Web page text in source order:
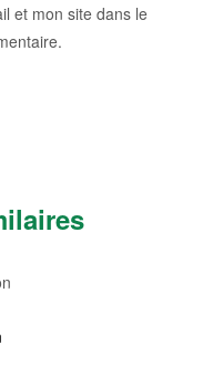
et mon site dans le